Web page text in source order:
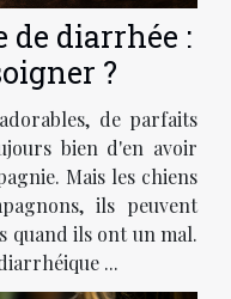
de diarrhée :
?
de parfaits
bien d'en avoir
Mais les chiens
ils peuvent
quand ils ont un mal.
...